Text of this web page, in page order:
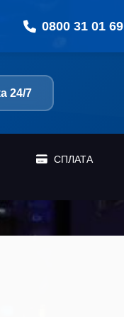
0800 31 01 69
24/7
СПЛАТА
коштів та